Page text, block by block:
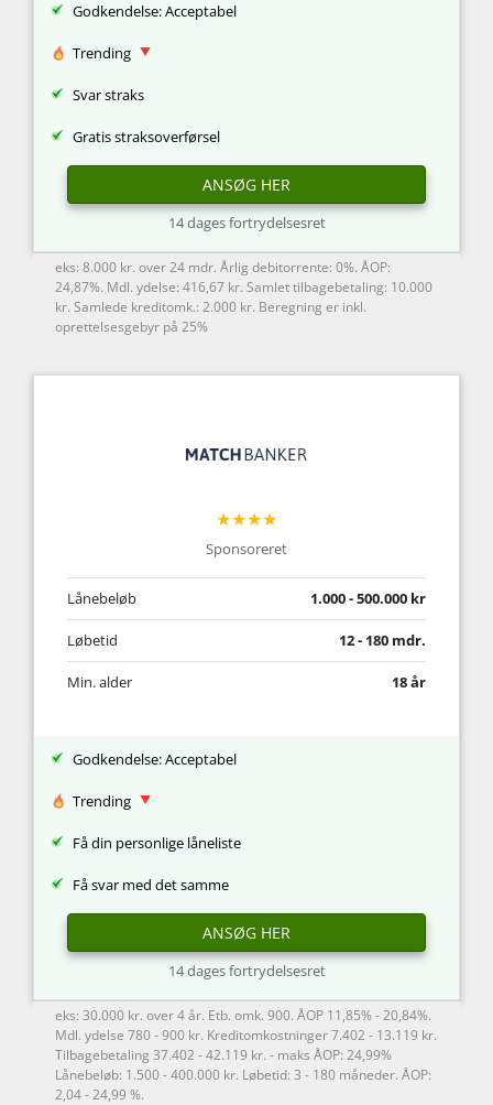
Godkendelse: Acceptabel
Trending
Svar straks
Gratis straksoverførsel
ANSØG HER
14 dages fortrydelsesret
eks: 8.000 kr. over 24 mdr. Årlig debitorrente: 0%. ÅOP:
24,87%. Mdl. ydelse: 416,67 kr. Samlet tilbagebetaling: 10.000
kr. Samlede kreditomk.: 2.000 kr. Beregning er inkl.
oprettelsesgebyr på 25%
★★★★
Sponsoreret
Lånebeløb 1.000 - 500.000 kr
Løbetid 12 - 180 mdr.
Min. alder 18 år
Godkendelse: Acceptabel
Trending
Få din personlige låneliste
Få svar med det samme
ANSØG HER
14 dages fortrydelsesret
eks: 30.000 kr. over 4 år. Etb. omk. 900. ÅOP 11,85% - 20,84%.
Mdl. ydelse 780 - 900 kr. Kreditomkostninger 7.402 - 13.119 kr.
Tilbagebetaling 37.402 - 42.119 kr. - maks ÅOP: 24,99%
Lånebeløb: 1.500 - 400.000 kr. Løbetid: 3 - 180 måneder. ÅOP:
2,04 - 24,99 %.